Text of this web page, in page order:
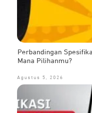
Perbandingan
Mana Pilihanmu?
Agustus 5, 2026